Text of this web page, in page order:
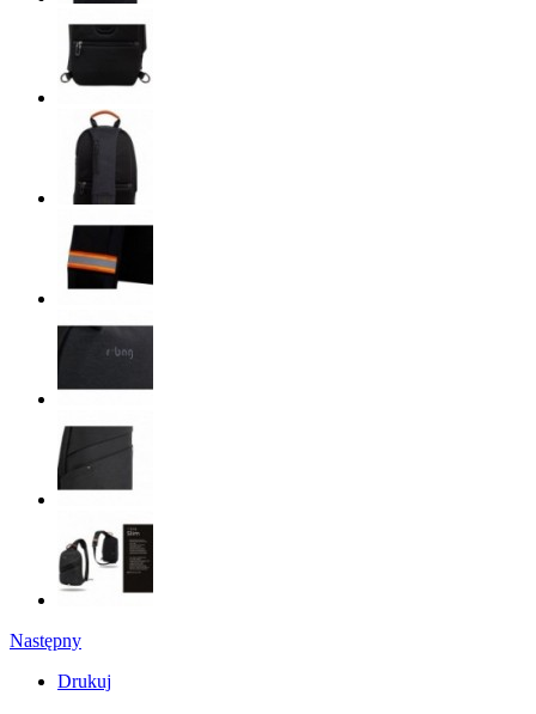
Następny
Drukuj